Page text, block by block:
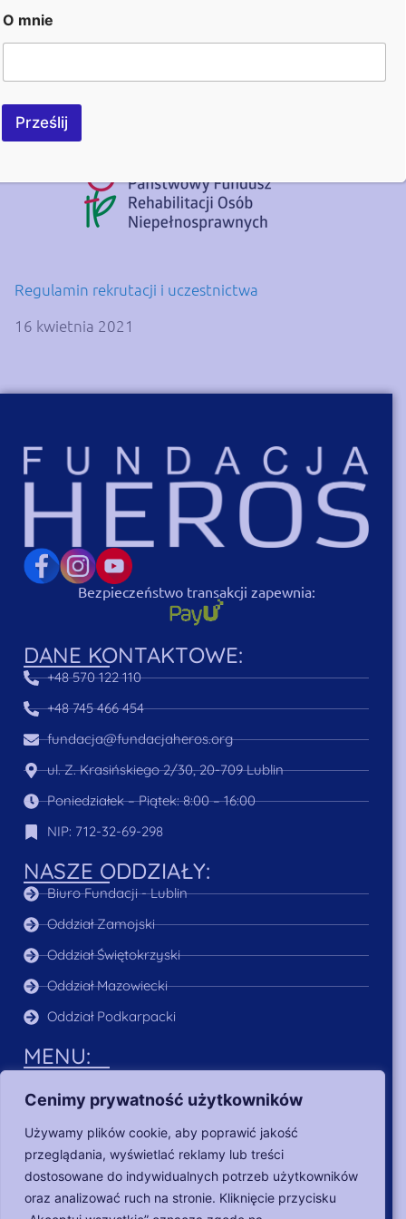
Cenimy prywatność użytkowników
Używamy plików cookie, aby poprawić jakość
przeglądania, wyświetlać reklamy lub treści
dostosowane do indywidualnych potrzeb użytkowników
oraz analizować ruch na stronie. Kliknięcie przycisku
e-mail:
ZAPRASZAMY!
Harmonogram Projektu pn. Kompas- kierunek
niezależność
Regulamin rekrutacji i uczestnictwa
16 kwietnia 2021
Bezpieczeństwo transakcji zapewnia:
DANE KONTAKTOWE:
+48 570 122 110
+48 745 466 454
fundacja@fundacjaheros.org
ul. Z. Krasińskiego 2/30, 20-709 Lublin
Poniedziałek – Piątek: 8:00 – 16:00
NIP: 712-32-69-298
NASZE ODDZIAŁY:
Biuro Fundacji - Lublin
Oddział Zamojski
Oddział Świętokrzyski
Oddział Mazowiecki
Oddział Podkarpacki
MENU:
Aktualności
Poszukujący pracy
Dla pracodawców
Nasze działania
O mnie
Prześlij